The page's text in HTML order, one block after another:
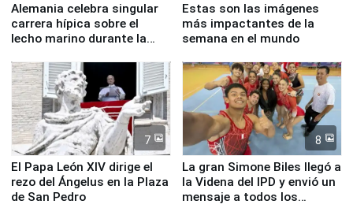
Alemania celebra singular
carrera hípica sobre el
lecho marino durante la
Estas son las imágenes
más impactantes de la
semana en el mundo
7
El Papa León XIV dirige el
rezo del Ángelus en la Plaza
de San Pedro
8
La gran Simone Biles llegó a
la Videna del IPD y envió un
mensaje a todos los